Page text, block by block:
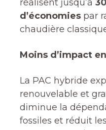
réalisent jusqu’à
d’économies par
chaudière
Moins d’impact
La PAC hybride
renouvelable et
diminue la
fossiles et réduit